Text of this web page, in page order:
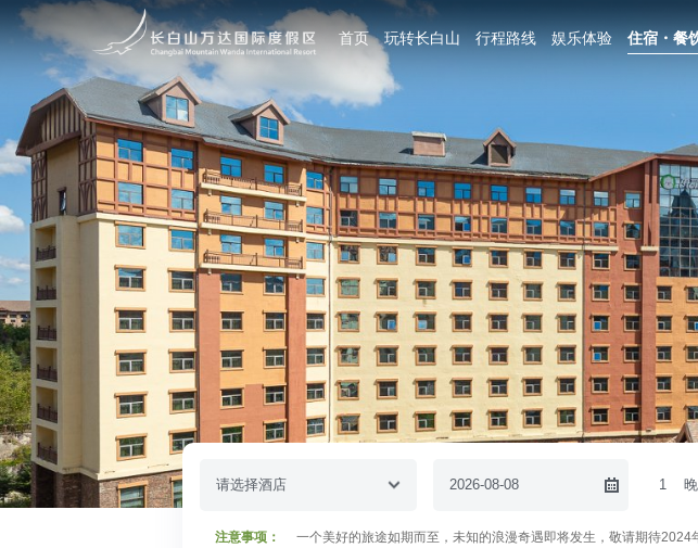
首页 玩转长白山 行程路线 娱乐体验 住宿・餐
请选择酒店 2026-08-08 1 晚
注意事项： 一个美好的旅途如期而至，未知的浪漫奇遇即将发生，敬请期待